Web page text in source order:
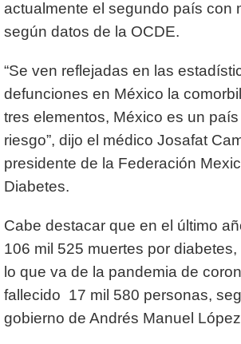
actualmente el segundo país con
según datos de la OCDE.
“Se ven reflejadas en las
defunciones en México la
tres elementos, México es un
riesgo”, dijo el médico Josafat
presidente de la Federación
Diabetes.
Cabe destacar que en el último
106 mil 525 muertes por
lo que va de la pandemia de
fallecido 17 mil 580 personas,
gobierno de Andrés Manuel